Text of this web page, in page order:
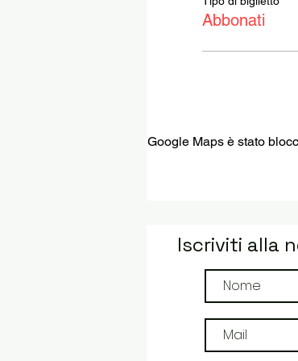
Abbonati
Google Maps è stato
Iscriviti alla